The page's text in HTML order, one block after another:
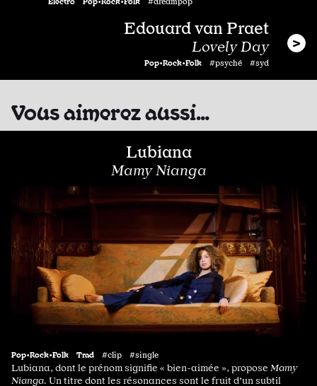
Edouard van Praet
Lovely Day
Pop•Rock•Folk #psyché #syd
Vous aimerez aussi…
Lubiana
Mamy Nianga
Pop•Rock•Folk Trad #clip #single
Lubiana, dont le prénom signifie « bien-aimée », propose Mamy
Nianga. Un titre dont les résonances sont le fruit d'un subtil